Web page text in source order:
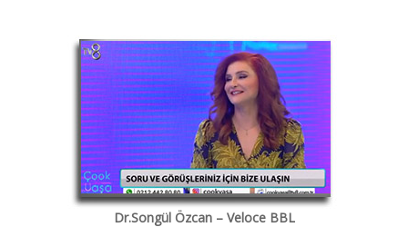
Dr.Songül Özcan – Veloce BBL